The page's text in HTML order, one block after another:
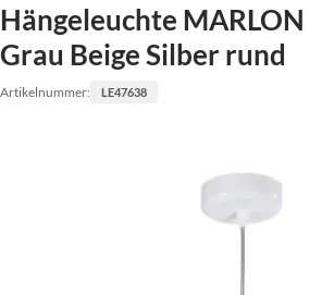
Hängeleuchte MARLON
Grau Beige Silber rund
Artikelnummer: LE47638